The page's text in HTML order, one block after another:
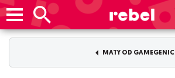
MATY OD GAMEGENIC